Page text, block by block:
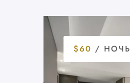
$60 / НОЧЬ